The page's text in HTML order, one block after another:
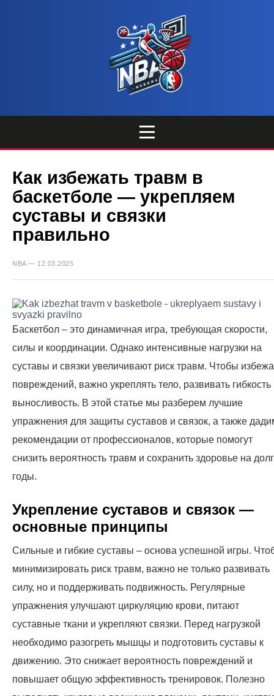
Как избежать травм в
баскетболе — укрепляем
суставы и связки
правильно
NBA — 12.03.2025
Баскетбол – это динамичная игра, требующая скорости,
силы и координации. Однако интенсивные нагрузки на
суставы и связки увеличивают риск травм. Чтобы
повреждений, важно укреплять тело, развивать гибкость
выносливость. В этой статье мы разберем лучшие
упражнения для защиты суставов и связок, а также
рекомендации от профессионалов, которые помогут
снизить вероятность травм и сохранить здоровье на
годы.
Укрепление суставов и связок —
основные принципы
Сильные и гибкие суставы – основа успешной игры.
минимизировать риск травм, важно не только развивать
силу, но и поддерживать подвижность. Регулярные
упражнения улучшают циркуляцию крови, питают
суставные ткани и укрепляют связки. Перед нагрузкой
необходимо разогреть мышцы и подготовить суставы к
движению. Это снижает вероятность повреждений и
повышает общую эффективность тренировок. Полезно